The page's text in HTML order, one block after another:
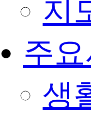
지
주
생